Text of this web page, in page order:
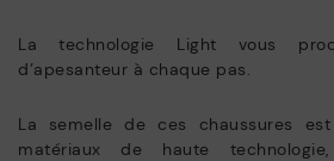
La technologie Light vous
d’apesanteur à chaque pas.
La semelle de ces chaussures
matériaux de haute